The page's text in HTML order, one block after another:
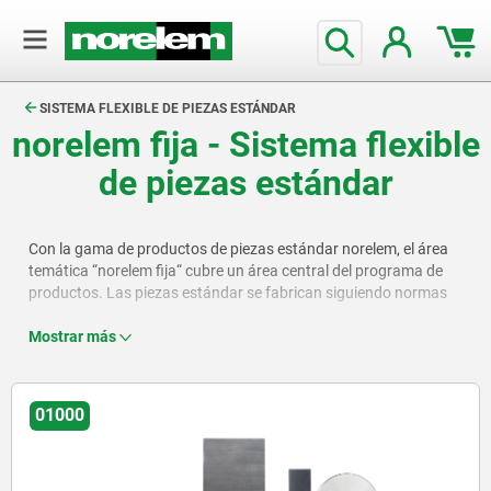
SISTEMA FLEXIBLE DE PIEZAS ESTÁNDAR
norelem fija - Sistema flexible
de piezas estándar
Con la gama de productos de piezas estándar norelem, el área
temática “norelem fija“ cubre un área central del programa de
productos. Las piezas estándar se fabrican siguiendo normas
utilizan en todos los ámbitos de la ingeniería mecánica y de
la interoperabilidad entre componentes y reducen los costes, ya
que están preconstruidos y se fabrican en grandes cantidades
con la máxima calidad.
áreas de productos. El área de productos 01000 contiene
Mostrar más
01000